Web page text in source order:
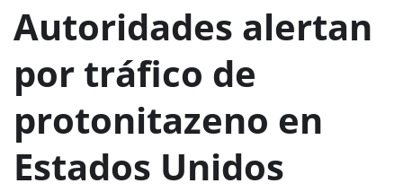
Autoridades alertan
por tráfico de
protonitazeno en
Estados Unidos